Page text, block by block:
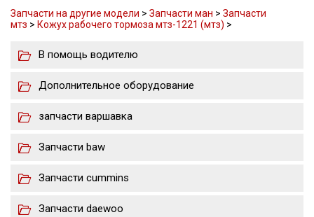
Запчасти на другие модели > Запчасти ман > Запчасти
мтз > Кожух рабочего тормоза мтз-1221 (мтз) >
В помощь водителю
Дополнительное оборудование
запчасти варшавка
Запчасти baw
Запчасти cummins
Запчасти daewoo